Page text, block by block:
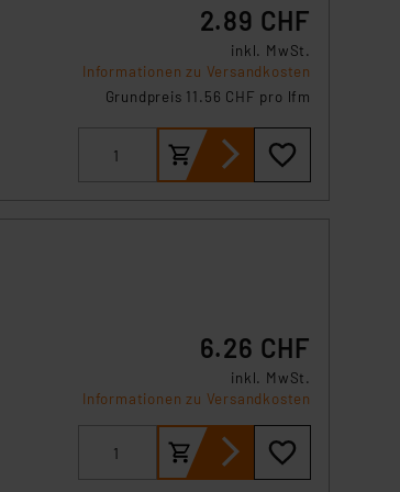
2.89 CHF
inkl. MwSt.
Informationen zu Versandkosten
Grundpreis 11.56 CHF pro lfm
6.26 CHF
inkl. MwSt.
Informationen zu Versandkosten